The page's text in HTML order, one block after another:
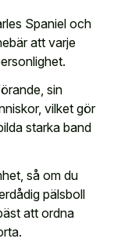
Spaniel och
att varje
sin
vilket gör
starka band
så om du
pälsboll
att ordna